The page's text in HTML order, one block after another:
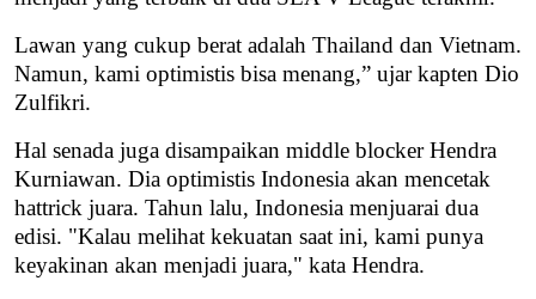
Lawan yang cukup berat adalah Thailand dan Vietnam.
Namun, kami optimistis bisa menang,” ujar kapten Dio
Zulfikri.
Hal senada juga disampaikan middle blocker Hendra
Kurniawan. Dia optimistis Indonesia akan mencetak
hattrick juara. Tahun lalu, Indonesia menjuarai dua
edisi. "Kalau melihat kekuatan saat ini, kami punya
keyakinan akan menjadi juara," kata Hendra.